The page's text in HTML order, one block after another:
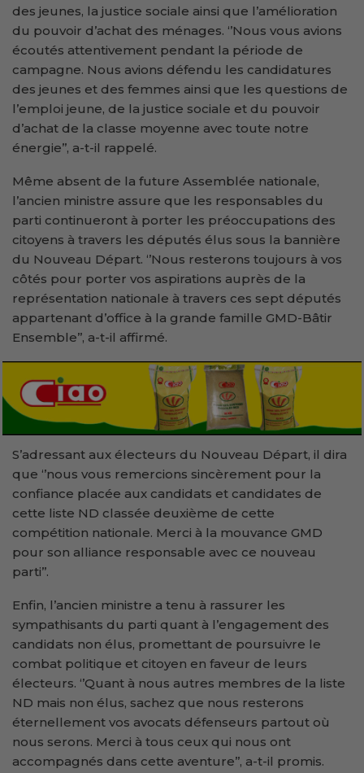
des jeunes, la justice sociale ainsi que l’amélioration
du pouvoir d’achat des ménages. ‘’Nous vous avions
écoutés attentivement pendant la période de
campagne. Nous avions défendu les candidatures
des jeunes et des femmes ainsi que les questions de
l’emploi jeune, de la justice sociale et du pouvoir
d’achat de la classe moyenne avec toute notre
énergie’’, a-t-il rappelé.
Même absent de la future Assemblée nationale,
l’ancien ministre assure que les responsables du
parti continueront à porter les préoccupations des
citoyens à travers les députés élus sous la bannière
du Nouveau Départ. ‘’Nous resterons toujours à vos
côtés pour porter vos aspirations auprès de la
représentation nationale à travers ces sept députés
appartenant d’office à la grande famille GMD-Bâtir
Ensemble’’, a-t-il affirmé.
S’adressant aux électeurs du Nouveau Départ, il dira
que ‘’nous vous remercions sincèrement pour la
confiance placée aux candidats et candidates de
cette liste ND classée deuxième de cette
compétition nationale. Merci à la mouvance GMD
pour son alliance responsable avec ce nouveau
parti’’.
Enfin, l’ancien ministre a tenu à rassurer les
sympathisants du parti quant à l’engagement des
candidats non élus, promettant de poursuivre le
combat politique et citoyen en faveur de leurs
électeurs. ‘’Quant à nous autres membres de la liste
ND mais non élus, sachez que nous resterons
éternellement vos avocats défenseurs partout où
nous serons. Merci à tous ceux qui nous ont
accompagnés dans cette aventure’’, a-t-il promis.